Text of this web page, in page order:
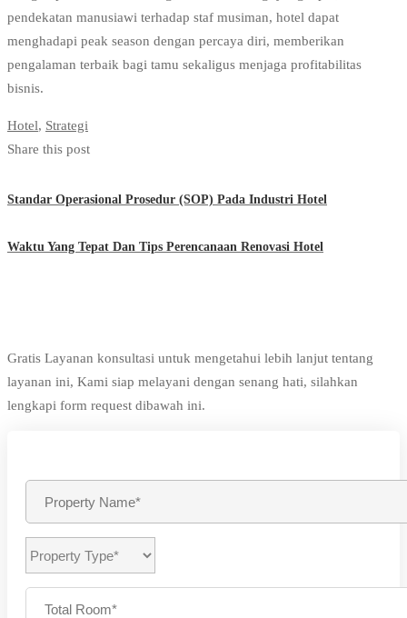
pendekatan manusiawi terhadap staf musiman, hotel dapat
menghadapi peak season dengan percaya diri, memberikan
pengalaman terbaik bagi tamu sekaligus menjaga profitabilitas
bisnis.
Hotel, Strategi
Share this post
Standar Operasional Prosedur (SOP) Pada Industri Hotel
Waktu Yang Tepat Dan Tips Perencanaan Renovasi Hotel
Gratis Layanan konsultasi untuk mengetahui lebih lanjut tentang
layanan ini, Kami siap melayani dengan senang hati, silahkan
lengkapi form request dibawah ini.